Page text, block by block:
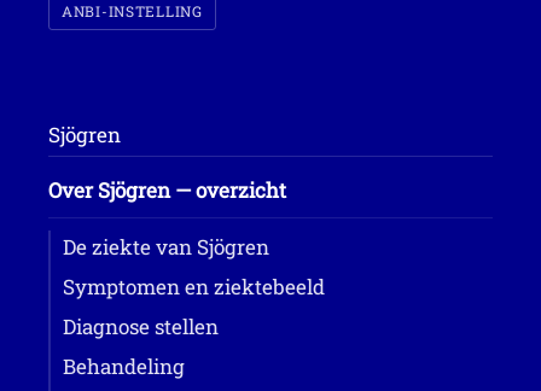
ANBI-INSTELLING
Sjögren
Over Sjögren — overzicht
De ziekte van Sjögren
Symptomen en ziektebeeld
Diagnose stellen
Behandeling